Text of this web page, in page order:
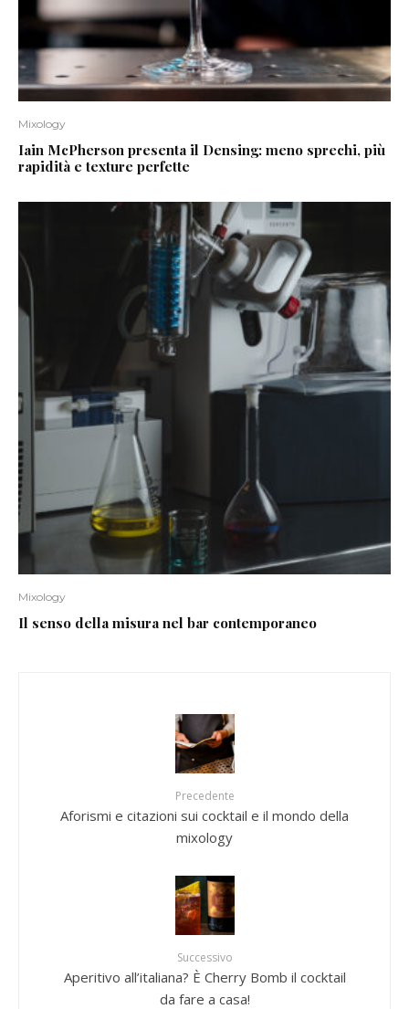
Mixology
Iain McPherson presenta il Densing: meno sprechi, più
rapidità e texture perfette
Mixology
Il senso della misura nel bar contemporaneo
Precedente
Aforismi e citazioni sui cocktail e il mondo della
mixology
Successivo
Aperitivo all’italiana? È Cherry Bomb il cocktail
da fare a casa!